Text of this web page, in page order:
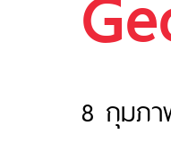
8 กุมภา